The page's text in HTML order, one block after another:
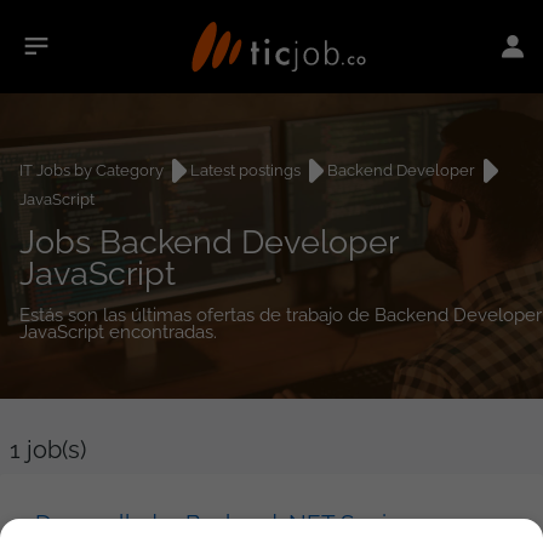
IT Jobs by Category Latest postings
Backend Developer
JavaScript
Jobs Backend Developer
JavaScript
Estás son las últimas ofertas de trabajo de Backend Developer
JavaScript encontradas.
1 job(s)
Desarrollador Backend .NET Senior